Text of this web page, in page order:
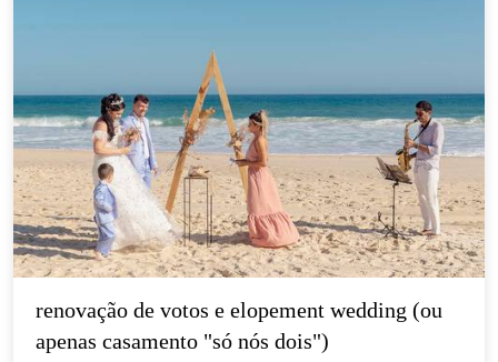
renovação de votos e elopement wedding (ou
apenas casamento "só nós dois")